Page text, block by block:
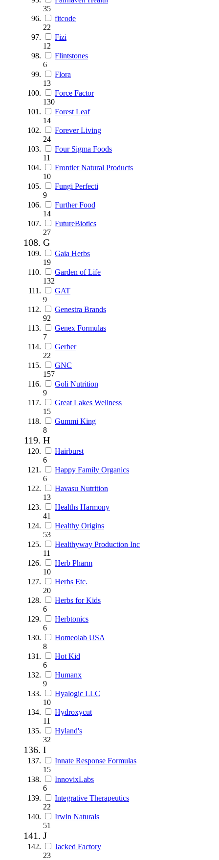
35
fitcode
22
Fizi
12
Flintstones
6
Flora
13
Force Factor
130
Forest Leaf
14
Forever Living
24
Four Sigma Foods
11
Frontier Natural Products
10
Fungi Perfecti
9
Further Food
14
FutureBiotics
27
G
Gaia Herbs
19
Garden of Life
132
GAT
9
Genestra Brands
92
Genex Formulas
7
Gerber
22
GNC
157
Goli Nutrition
9
Great Lakes Wellness
15
Gummi King
8
H
Hairburst
6
Happy Family Organics
6
Havasu Nutrition
13
Healths Harmony
41
Healthy Origins
53
Healthyway Production Inc
11
Herb Pharm
10
Herbs Etc.
20
Herbs for Kids
6
Herbtonics
6
Homeolab USA
8
Hot Kid
6
Humanx
9
Hyalogic LLC
10
Hydroxycut
11
Hyland's
32
I
Innate Response Formulas
15
InnovixLabs
6
Integrative Therapeutics
22
Irwin Naturals
51
J
Jacked Factory
23